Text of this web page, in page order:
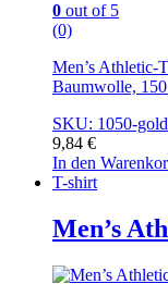
0 out of 5
(0)
Men’s Athletic-
Baumwolle,
SKU: 1050-
9,84 €
In den
T-shirt
Men’s